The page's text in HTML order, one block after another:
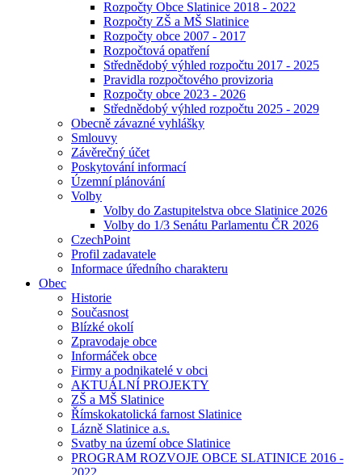
Rozpočty Obce Slatinice 2018 - 2022
Rozpočty ZŠ a MŠ Slatinice
Rozpočty obce 2007 - 2017
Rozpočtová opatření
Střednědobý výhled rozpočtu 2017 - 2025
Pravidla rozpočtového provizoria
Rozpočty obce 2023 - 2026
Střednědobý výhled rozpočtu 2025 - 2029
Obecně závazné vyhlášky
Smlouvy
Závěrečný účet
Poskytování informací
Územní plánování
Volby
Volby do Zastupitelstva obce Slatinice 2026
Volby do 1/3 Senátu Parlamentu ČR 2026
CzechPoint
Profil zadavatele
Informace úředního charakteru
Obec
Historie
Současnost
Blízké okolí
Zpravodaje obce
Informáček obce
Firmy a podnikatelé v obci
AKTUÁLNÍ PROJEKTY
ZŠ a MŠ Slatinice
Římskokatolická farnost Slatinice
Lázně Slatinice a.s.
Svatby na území obce Slatinice
PROGRAM ROZVOJE OBCE SLATINICE 2016 -
2022